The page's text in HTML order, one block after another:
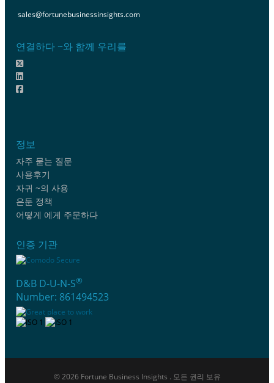
sales@fortunebusinessinsights.com
연결하다 ~와 함께 우리를
정보
자주 묻는 질문
사용후기
자귀 ~의 사용
은둔 정책
어떻게 에게 주문하다
인증 기관
D&B D-U-N-S®
Number: 861494523
© 2026 Fortune Business Insights . 모든 권리 보유